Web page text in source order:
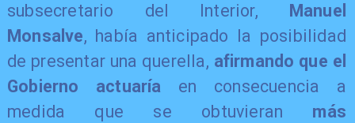
subsecretario del Interior, Manuel
Monsalve, había anticipado la posibilidad
de presentar una querella, afirmando que el
Gobierno actuaría en consecuencia a
medida que se obtuvieran más